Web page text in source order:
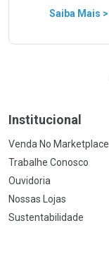
Saiba Mais >
Institucional
Venda No Marketplace
Trabalhe Conosco
Ouvidoria
Nossas Lojas
Sustentabilidade